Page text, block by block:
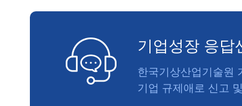
기업성장 응답
한국기상산업기술원
기업 규제애로 신고